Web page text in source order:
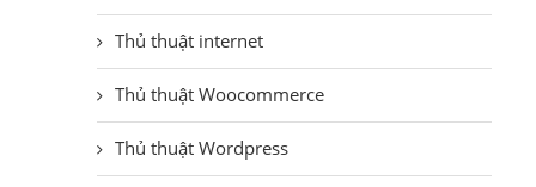
Thủ thuật internet
Thủ thuật Woocommerce
Thủ thuật Wordpress